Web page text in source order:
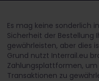
Es mag keine sonderlich
Sicherheit der Bestellung
gewährleisten, aber dies
Grund nutzt Interrail.eu
Zahlungsplattformen,
Transaktionen zu